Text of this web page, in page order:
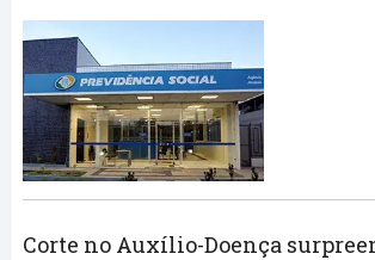
Corte no Auxílio-Doença